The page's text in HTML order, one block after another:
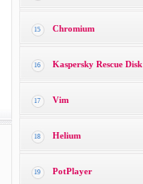
15 Chromium
16 Kaspersky Rescue Disk
17 Vim
18 Helium
19 PotPlayer